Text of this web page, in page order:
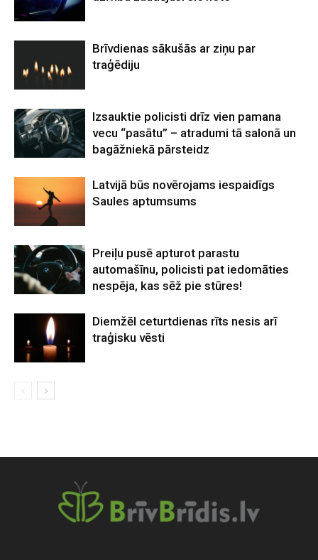
Brīvdienas sākušās ar ziņu par
traģēdiju
Izsauktie policisti drīz vien pamana
vecu “pasātu” – atradumi tā salonā un
bagāžniekā pārsteidz
Latvijā būs novērojams iespaidīgs
Saules aptumsums
Preiļu pusē apturot parastu
automašīnu, policisti pat iedomāties
nespēja, kas sēž pie stūres!
Diemžēl ceturtdienas rīts nesis arī
traģisku vēsti